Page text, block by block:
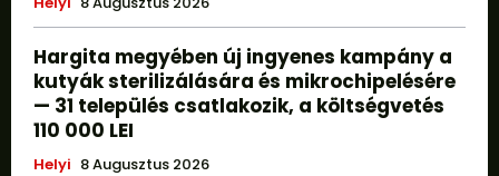
Hargita megyében új ingyenes kampány a
kutyák sterilizálására és mikrochipelésére
— 31 település csatlakozik, a költségvetés
110 000 LEI
Helyi 8 Augusztus 2026